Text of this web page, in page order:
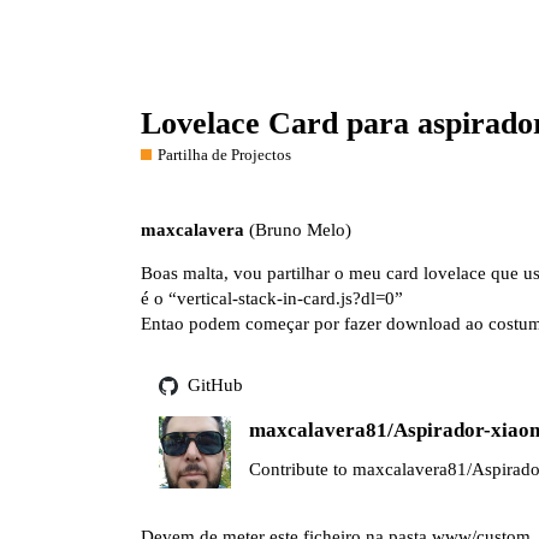
Lovelace Card para
Partilha de Projectos
maxcalavera (Bruno Melo)
Boas malta, vou partilhar o meu card lovelace que
é o “vertical-stack-in-card.js?dl=0”
Entao podem começar por fazer download ao
GitHub
maxcalavera81/Aspirador-
Contribute to maxcalavera81/